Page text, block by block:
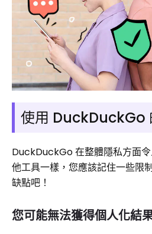
使用 DuckDuckGo
DuckDuckGo 在整體隱私方面
他工具一樣，您應該記住一些限
缺點吧！
您可能無法獲得個人化結